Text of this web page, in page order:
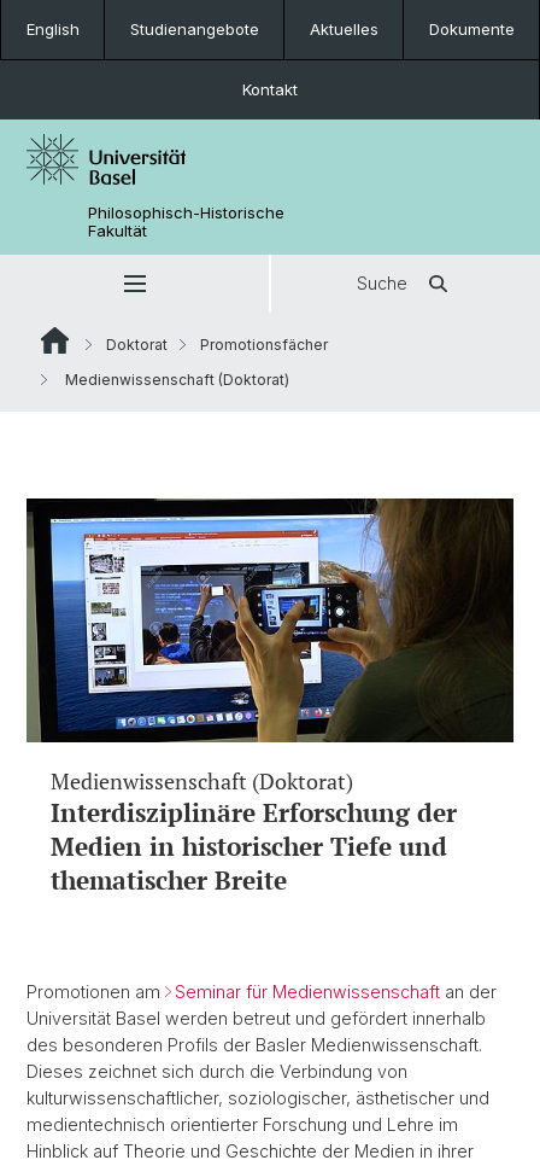
English Studienangebote Aktuelles Dokumente
Kontakt
Philosophisch-Historische
Fakultät
Suche
Doktorat
Promotionsfächer
Medienwissenschaft (Doktorat)
Medienwissenschaft (Doktorat)
Interdisziplinäre Erforschung der
Medien in historischer Tiefe und
thematischer Breite
Promotionen am Seminar für Medienwissenschaft an der
Universität Basel werden betreut und gefördert innerhalb
des besonderen Profils der Basler Medienwissenschaft.
Dieses zeichnet sich durch die Verbindung von
kulturwissenschaftlicher, soziologischer, ästhetischer und
medientechnisch orientierter Forschung und Lehre im
Hinblick auf Theorie und Geschichte der Medien in ihrer